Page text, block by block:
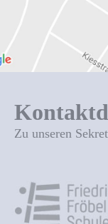
Zu unseren